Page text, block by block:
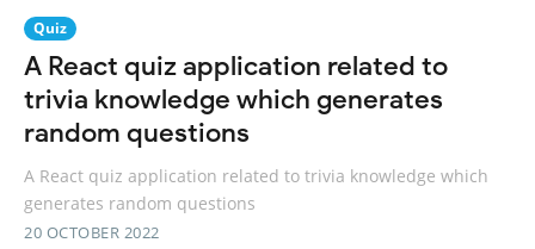
Quiz
A React quiz application related to
trivia knowledge which generates
random questions
A React quiz application related to trivia knowledge which
generates random questions
20 OCTOBER 2022